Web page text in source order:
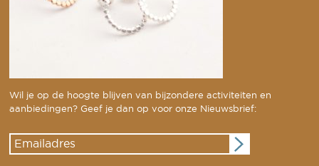
Wil je op de hoogte blijven van bijzondere activiteiten en
aanbiedingen? Geef je dan op voor onze Nieuwsbrief: